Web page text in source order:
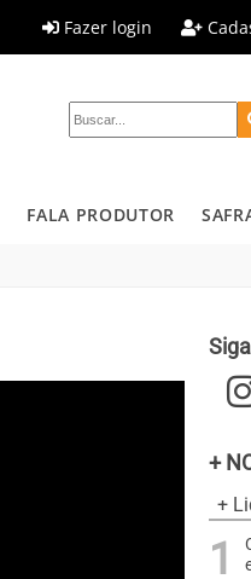
Fazer login
FALA PRODUTOR
+
+